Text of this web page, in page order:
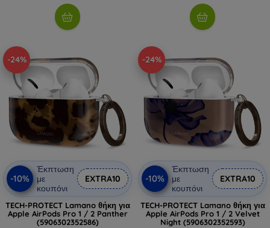
-24%
-10%
Έκπτωση
με
κουπόνι
EXTRA10
TECH-PROTECT Lamano θήκη για
Apple AirPods Pro 1 / 2 Panther
(5906302352586)
-24%
-10%
Έκπτωση
με
κουπόνι
EXTRA10
TECH-PROTECT Lamano θήκη για
Apple AirPods Pro 1 / 2 Velvet
Night (5906302352593)